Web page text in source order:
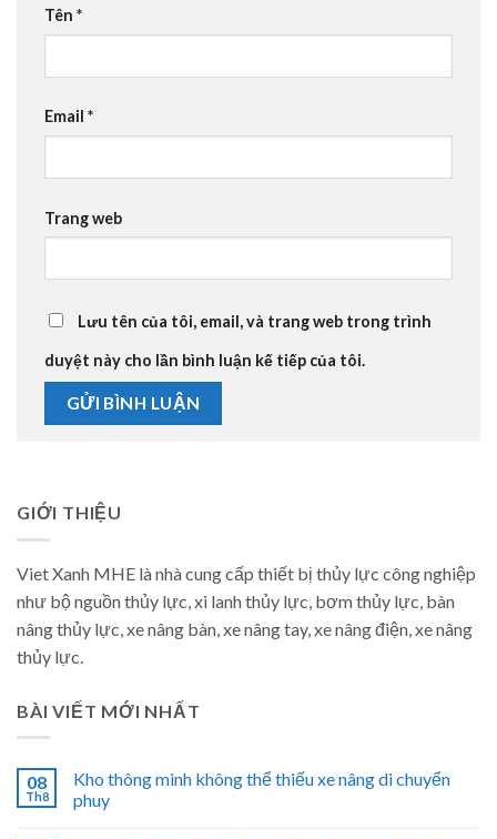
Tên *
Email *
Trang web
Lưu tên của tôi, email, và trang web trong trình
duyệt này cho lần bình luận kế tiếp của tôi.
GIỚI THIỆU
Viet Xanh MHE là nhà cung cấp thiết bị thủy lực công nghiệp
như bộ nguồn thủy lực, xi lanh thủy lực, bơm thủy lực, bàn
nâng thủy lực, xe nâng bàn, xe nâng tay, xe nâng điện, xe nâng
thủy lực.
BÀI VIẾT MỚI NHẤT
08
Th8
Kho thông minh không thể thiếu xe nâng di chuyển
phuy